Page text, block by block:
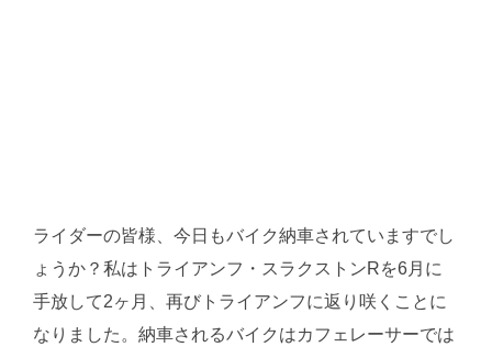
ライダーの皆様、今日もバイク納車されていますでし
ょうか？私はトライアンフ・スラクストンRを6月に
手放して2ヶ月、再びトライアンフに返り咲くことに
なりました。納車されるバイクはカフェレーサーでは